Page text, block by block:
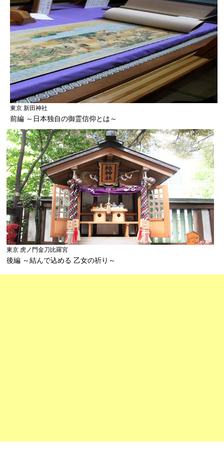
東京 新田神社
前編 ～日本独自の御霊信仰とは～
東京 虎ノ門金刀比羅宮
後編 ～結んで込める 乙女の祈り～